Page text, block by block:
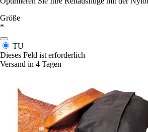
Größe
*
TU
Dieses Feld ist erforderlich
Versand in 4 Tagen